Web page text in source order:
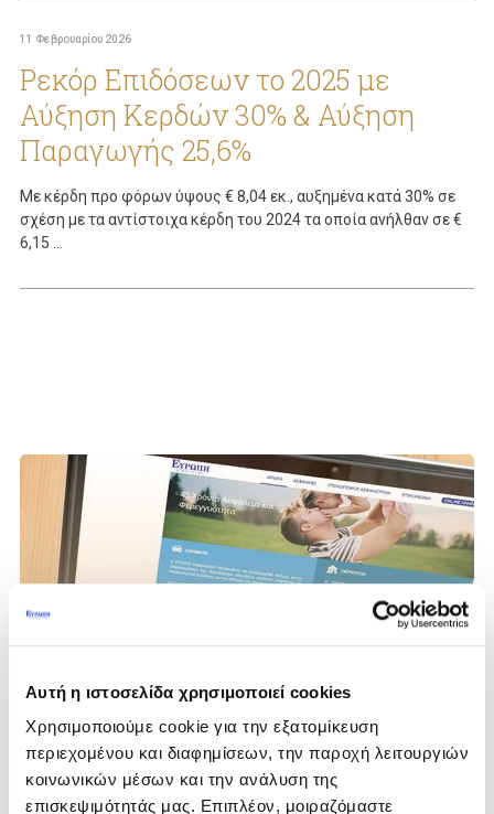
Αυτή η ιστοσελίδα χρησιμοποιεί cookies
Χρησιμοποιούμε cookie για την εξατομίκευση
περιεχομένου και διαφημίσεων, την παροχή λειτουργιών
κοινωνικών μέσων και την ανάλυση της
επισκεψιμότητάς μας. Επιπλέον, μοιραζόμαστε
11 Φεβρουαρίου 2026
Ρεκόρ Επιδόσεων το 2025 με
Αύξηση Κερδών 30% & Αύξηση
Παραγωγής 25,6%
Με κέρδη προ φόρων ύψους € 8,04 εκ., αυξημένα κατά 30% σε
σχέση με τα αντίστοιχα κέρδη του 2024 τα οποία ανήλθαν σε €
6,15 ...